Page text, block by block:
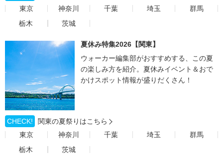
東京
神奈川 千葉 埼玉
群馬
栃木
茨城
夏休み特集2026【関東】
ウォーカー編集部がおすすめする、この夏
の楽しみ方を紹介。夏休みイベント＆おで
かけスポット情報が盛りだくさん！
CHECK!
関東の夏祭りはこちら
東京
神奈川 千葉 埼玉
群馬
栃木
茨城